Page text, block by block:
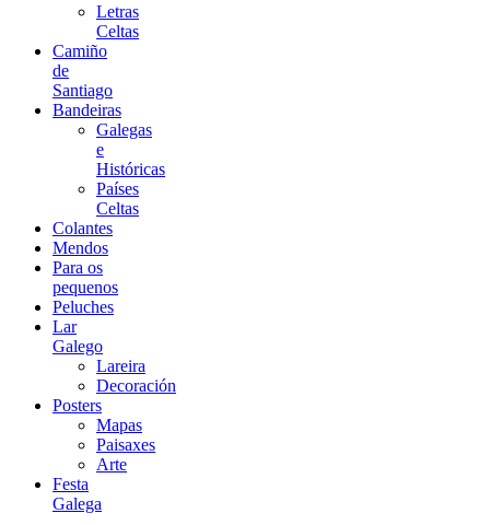
Letras
Celtas
Camiño
de
Santiago
Bandeiras
Galegas
e
Históricas
Países
Celtas
Colantes
Mendos
Para os
pequenos
Peluches
Lar
Galego
Lareira
Decoración
Posters
Mapas
Paisaxes
Arte
Festa
Galega